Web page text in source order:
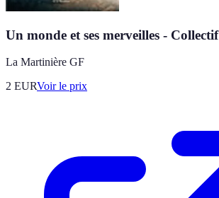
Un monde et ses merveilles - Collectif
La Martinière GF
2 EURVoir le prix